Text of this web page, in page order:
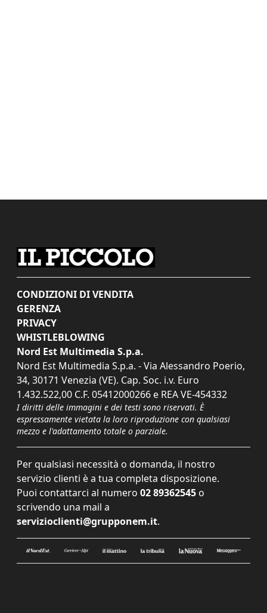
CONDIZIONI DI VENDITA
GERENZA
PRIVACY
WHISTLEBLOWING
Nord Est Multimedia S.p.a.
Nord Est Multimedia S.p.a. - Via Alessandro Poerio,
34, 30171 Venezia (VE). Cap. Soc. i.v. Euro
1.432.522,00 C.F. 05412000266 e REA VE-454332
I diritti delle immagini e dei testi sono riservati. È
espressamente vietata la loro riproduzione con qualsiasi
mezzo e l'adattamento totale o parziale.
Per qualsiasi necessità o domanda, il nostro
servizio clienti è a tua completa disposizione.
Puoi contattarci al numero 02 89362545 o
scrivendo una mail a
servizioclienti@grupponem.it.